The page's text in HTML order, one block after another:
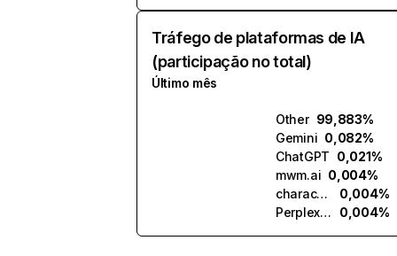
Tráfego de plataformas de IA
(participação no total)
Último mês
Other 99,883%
Gemini 0,082%
ChatGPT 0,021%
mwm.ai 0,004%
character.ai
0,004%
Perplexity
0,004%